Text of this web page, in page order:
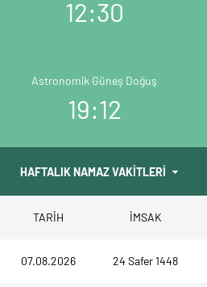
12:30
Astronomik Güneş Doğuş
19:12
TARİH İMSAK
07.08.2026 24 Safer 1448